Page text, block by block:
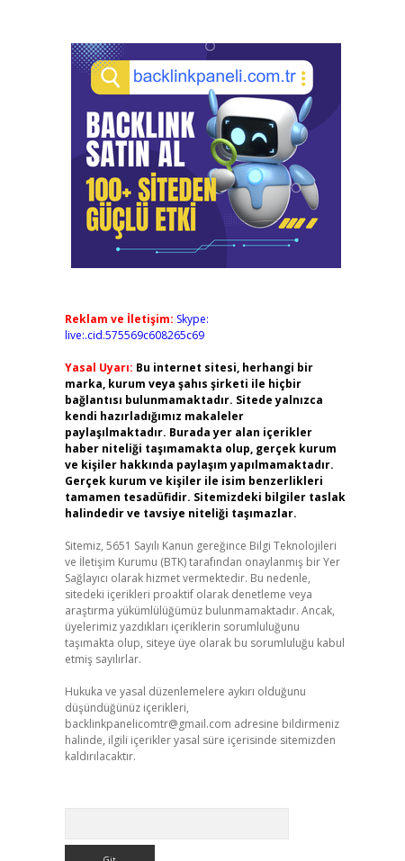
Reklam ve İletişim: Skype:
live:.cid.575569c608265c69
Yasal Uyarı: Bu internet sitesi, herhangi bir
marka, kurum veya şahıs şirketi ile hiçbir
bağlantısı bulunmamaktadır. Sitede yalnızca
kendi hazırladığımız makaleler
paylaşılmaktadır. Burada yer alan içerikler
haber niteliği taşımamakta olup, gerçek kurum
ve kişiler hakkında paylaşım yapılmamaktadır.
Gerçek kurum ve kişiler ile isim benzerlikleri
tamamen tesadüfidir. Sitemizdeki bilgiler taslak
halindedir ve tavsiye niteliği taşımazlar.
Sitemiz, 5651 Sayılı Kanun gereğince Bilgi Teknolojileri
ve İletişim Kurumu (BTK) tarafından onaylanmış bir Yer
Sağlayıcı olarak hizmet vermektedir. Bu nedenle,
sitedeki içerikleri proaktif olarak denetleme veya
araştırma yükümlülüğümüz bulunmamaktadır. Ancak,
üyelerimiz yazdıkları içeriklerin sorumluluğunu
taşımakta olup, siteye üye olarak bu sorumluluğu kabul
etmiş sayılırlar.
Hukuka ve yasal düzenlemelere aykırı olduğunu
düşündüğünüz içerikleri,
backlinkpanelicomtr@gmail.com adresine bildirmeniz
halinde, ilgili içerikler yasal süre içerisinde sitemizden
kaldırılacaktır.